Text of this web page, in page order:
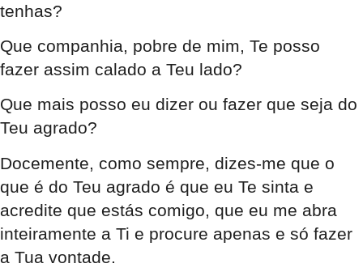
tenhas?
Que companhia, pobre de mim, Te posso
fazer assim calado a Teu lado?
Que mais posso eu dizer ou fazer que seja do
Teu agrado?
Docemente, como sempre, dizes-me que o
que é do Teu agrado é que eu Te sinta e
acredite que estás comigo, que eu me abra
inteiramente a Ti e procure apenas e só fazer
a Tua vontade.